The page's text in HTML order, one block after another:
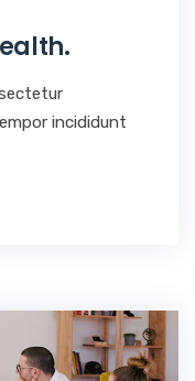
incididunt